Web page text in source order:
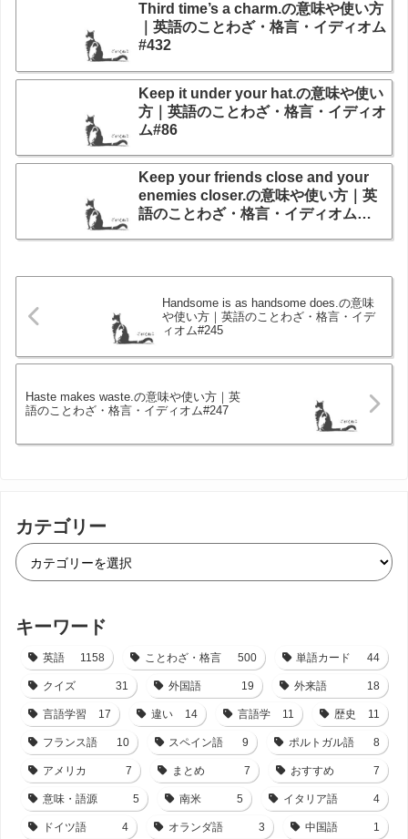
Third time’s a charm.の意味や使い方
｜英語のことわざ・格言・イディオム
#432
Keep it under your hat.の意味や使い
方｜英語のことわざ・格言・イディオ
ム#86
Keep your friends close and your
enemies closer.の意味や使い方｜英
語のことわざ・格言・イディオム
Handsome is as handsome does.の意味
や使い方｜英語のことわざ・格言・イデ
ィオム#245
Haste makes waste.の意味や使い方｜英
語のことわざ・格言・イディオム#247
カテゴリー
キーワード
英語 1158 ことわざ・格言 500 単語カード 44
クイズ 31 外国語 19 外来語 18
言語学習 17 違い 14 言語学 11 歴史 11
フランス語 10 スペイン語 9 ポルトガル語 8
アメリカ 7 まとめ 7 おすすめ 7
意味・語源 5 南米 5 イタリア語 4
ドイツ語 4 オランダ語 3 中国語 1